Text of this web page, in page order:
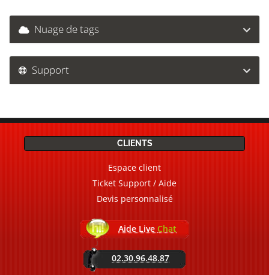
Nuage de tags
Support
CLIENTS
Espace client
Ticket Support / Aide
Devis personnalisé
Aide Live Chat
02.30.96.48.87